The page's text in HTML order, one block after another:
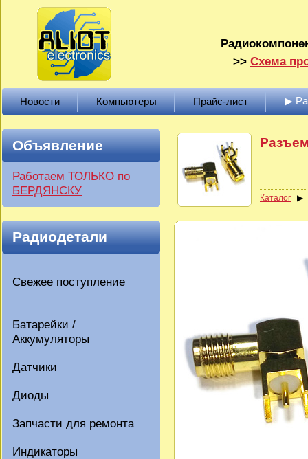
>> Схема
Новости Компьютеры Прайс-лист ▶
Объявление
Работаем ТОЛЬКО по
БЕРДЯНСКУ
Радиодетали
Свежее поступление
Батарейки /
Аккумуляторы
Датчики
Диоды
Запчасти для ремонта
Индикаторы
Каталог